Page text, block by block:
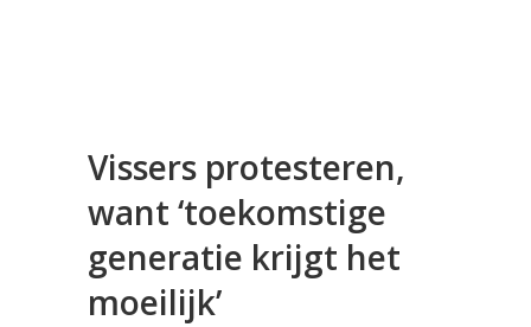
Vissers protesteren,
want ‘toekomstige
generatie krijgt het
moeilijk’